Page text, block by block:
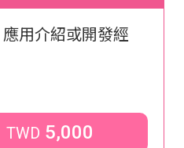
用介紹或開發經
5,000